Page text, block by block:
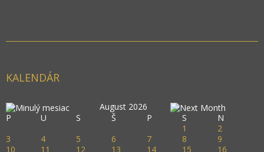
KALENDÁR
August 2026
P
U S Š P S
N
1
2
3
4 5 6 7 8
9
10
11 12 13 14 15
16